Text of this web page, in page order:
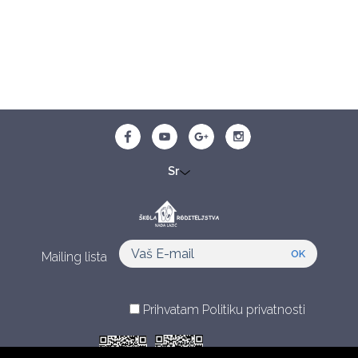
Sr
Mailing lista
Prihvatam Politiku privatnosti